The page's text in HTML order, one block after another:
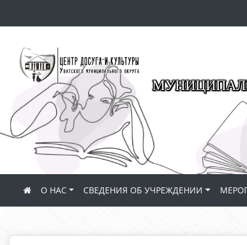
О НАС СВЕДЕНИЯ ОБ УЧРЕЖДЕНИИ